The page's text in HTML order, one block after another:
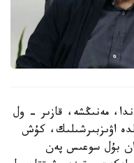
مەنىڭشە، قازىر - ول
اۋىزبىرشىلىك، كۇش
بۇل سوعىس پەن